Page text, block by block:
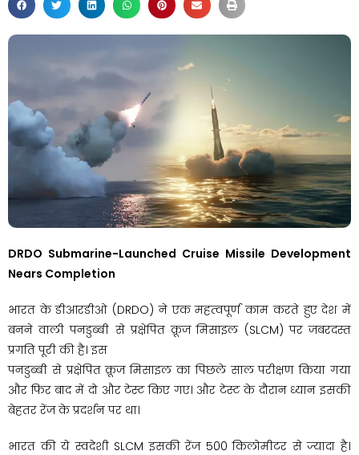
DRDO Submarine-Launched Cruise Missile Development
Nears Completion
भारत के डीआरडीओ (DRDO) ने एक महत्वपूर्ण काम करते हुए देश में
बनने वाली पनडुब्बी से प्रक्षेपित क्रूज मिसाइल (SLCM) पर जबरदस्त
प्रगति पूरी की है। इस
पनडुब्बी से प्रक्षेपित क्रूज मिसाइल का पिछले साल परीक्षण किया गया
और फिर बाद में दो और टेस्ट किए गए। और टेस्ट के दौरान ध्यान इसकी
बेहतर रेंज के प्रदर्शन पर था।
भारत की ये स्वदेशी SLCM इसकी रेंज 500 किलोमीटर से ज्यादा है।